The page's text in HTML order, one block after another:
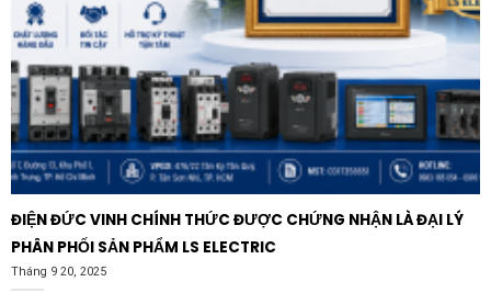
ĐIỆN ĐỨC VINH CHÍNH THỨC ĐƯỢC CHỨNG NHẬN LÀ ĐẠI LÝ
PHÂN PHỐI SẢN PHẨM LS ELECTRIC
Tháng 9 20, 2025